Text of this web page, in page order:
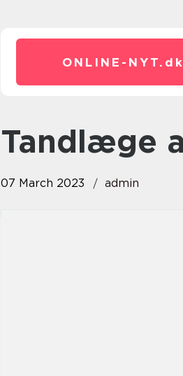
ONLINE-NYT.
tandlæge
07 March 2023 admin